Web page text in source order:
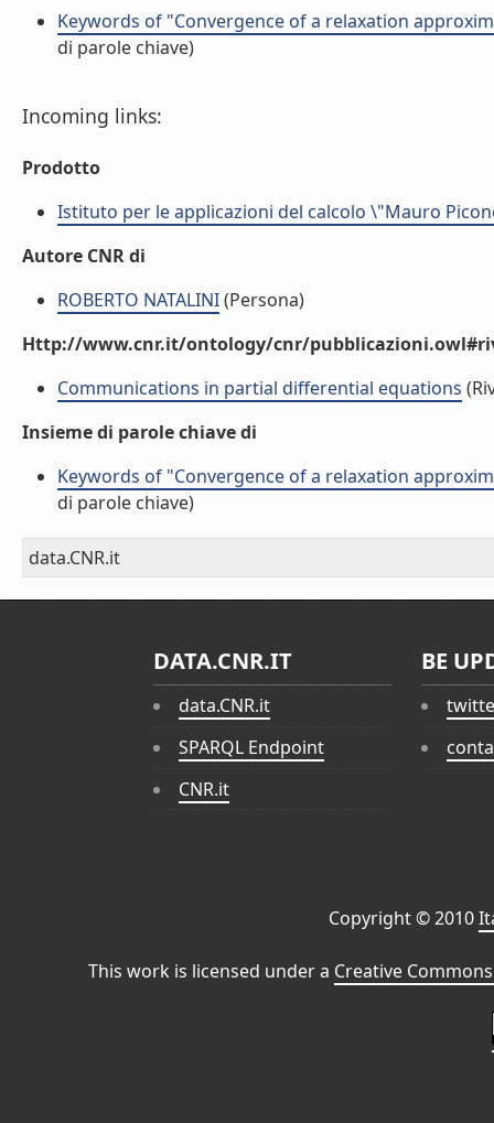
Keywords of "Convergence of a relaxation
di parole chiave)
Incoming links:
Prodotto
Istituto per le applicazioni del calcolo \"Mauro
Autore CNR di
ROBERTO NATALINI(Persona)
Http://www.cnr.it/ontology/cnr/
Communications in partial differential equations
Insieme di parole chiave di
Keywords of "Convergence of a relaxation
di parole chiave)
data.CNR.it
DATA.CNR.IT
data.CNR.it
SPARQL Endpoint
CNR.it
BE
Copyright © 2010
This work is licensed under a Creative